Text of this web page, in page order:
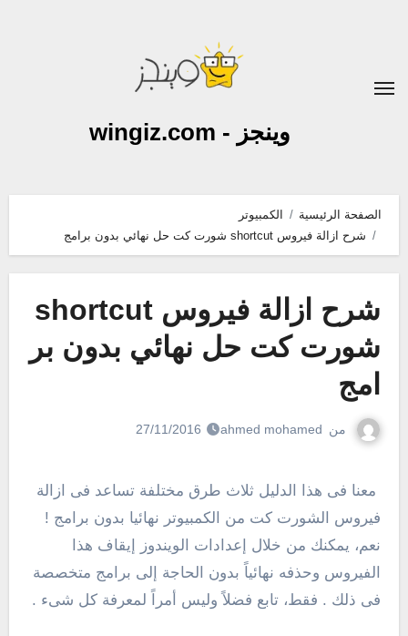
وينجز - wingiz.com
الصفحة الرئيسية
الكمبيوتر
شرح ازالة فيروس shortcut شورت كت حل نهائي بدون برامج
شرح ازالة فيروس shortcut
شورت كت حل نهائي بدون بر
امج
من ahmed mohamed
27/11/2016
معنا فى هذا الدليل ثلاث طرق مختلفة تساعد فى ازالة
فيروس الشورت كت من الكمبيوتر نهائيا بدون برامج !
نعم، يمكنك من خلال إعدادات الويندوز إيقاف هذا
الفيروس وحذفه نهائياً بدون الحاجة إلى برامج متخصصة
فى ذلك . فقط، تابع فضلاً وليس أمراً لمعرفة كل شىء .